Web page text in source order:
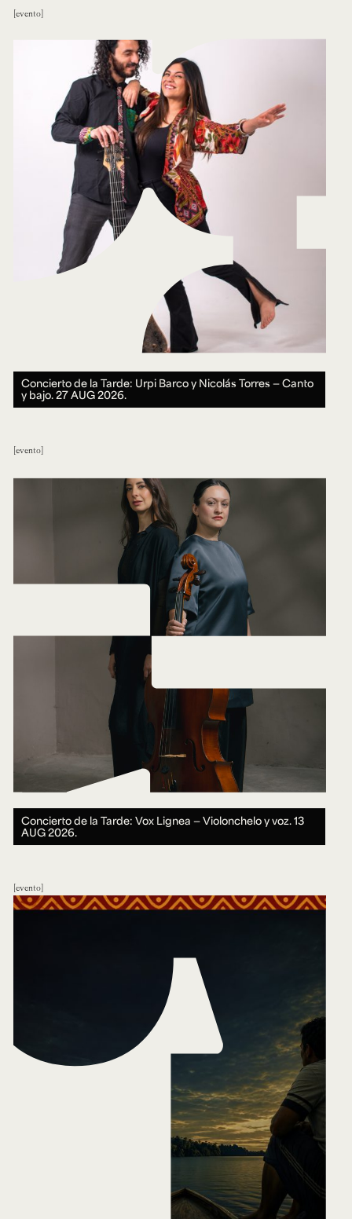
evento
Concierto de la Tarde: Urpi Barco y Nicolás Torres — Canto
y bajo.27 AUG 2026.
evento
Concierto de la Tarde: Vox Lignea — Violonchelo y voz.13
AUG 2026.
evento